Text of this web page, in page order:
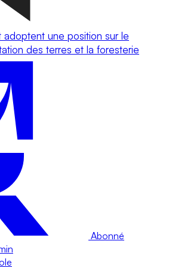
adoptent une position sur le
des terres et la foresterie
Abonné